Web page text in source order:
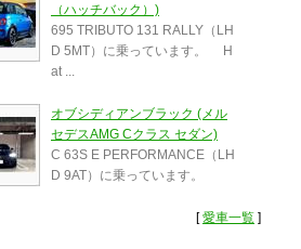
（ハッチバック）)
695 TRIBUTO 131 RALLY（LH
D 5MT）に乗っています。 H
at ...
オブシディアンブラック (メル
セデスAMG Cクラス セダン)
C 63S E PERFORMANCE（LH
D 9AT）に乗っています。
[愛車一覧 ]